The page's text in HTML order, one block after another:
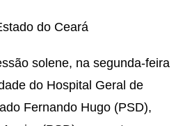
do Ceará
solene, na segunda-feira
do Hospital Geral de
Fernando Hugo (PSD),